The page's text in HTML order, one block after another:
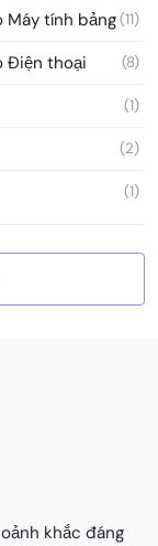
Máy tính bảng(11)
Điện thoại (8)
(1)
(2)
(1)
khắc đáng